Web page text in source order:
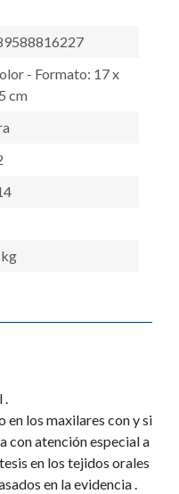
- Formato: 17 x
cm
.
los maxilares con y sin
con atención especial a la
en los tejidos orales .
en la evidencia .